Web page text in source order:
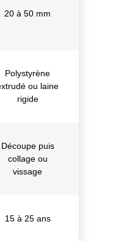
20 à 50 mm
Polystyrène
ou laine
rigide
Découpe puis
collage ou
vissage
15 à 25 ans